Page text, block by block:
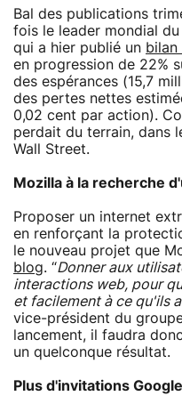
Bal des publications
fois le leader mondial
qui a hier publié un bilan
en progression de 22%
des espérances (15,7
des pertes nettes
0,02 cent par action).
perdait du terrain, dans
Wall Street.
Mozilla à la recherche
Proposer un internet
en renforçant la
le nouveau projet que
blog. “Donner aux
interactions web, pour
et facilement à ce qu'ils
vice-président du
lancement, il faudra
un quelconque résultat.
Plus d'invitations